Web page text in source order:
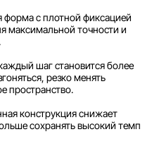
форма с плотной фиксацией
максимальной точности и
шаг становится более
резко менять
пространство.
конструкция снижает
сохранять высокий темп